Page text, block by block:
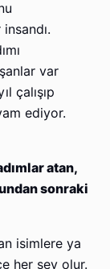
var
çalışıp
ediyor.
atan,
sonraki
isimlere ya
her şey olur.